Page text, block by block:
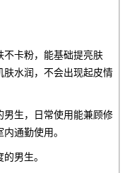
卡粉，能基础提亮肤
水润，不会出现起皮情
生，日常使用能兼顾修
通勤使用。
男生。